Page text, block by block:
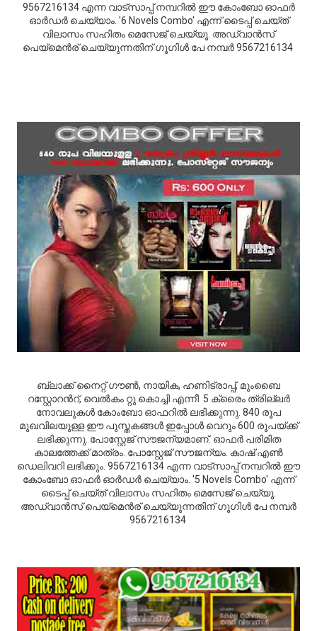
9567216134 എന്ന വാട്സാപ്പ് നമ്പറില്‍ ഈ കോംബോ ഓഫര്‍
ഓര്‍ഡര്‍ ചെയ്യാം. '6 Novels Combo' എന്ന് ടൈപ്പ് ചെയ്ത്
വിലാസം സഹിതം മെസേജ് ചെയ്യൂ. അഡ്വാന്‍സ്
പെയ്മെന്‍ര് ചെയ്യുന്നതിന് ഗൂഗിള്‍ പേ നമ്പര്‍ 9567216134
ബ്ലാക്ക് നൈറ്റ് ഗൗണ്‍, നായിക, ഹണിട്രാപ്പ്, മുംബൈ
റസ്റ്റോറന്‍റ്, വെല്‍കം റ്റു കൊച്ചി എന്നീ 5 ക്രൈം ത്രില്ലര്‍
നോവലുകള്‍ കോംബോ ഓഫറില്‍ ലഭിക്കുന്നു. 840 രൂപ
മുഖവിലയുള്ള ഈ പുസ്തകങ്ങള്‍ ഇപ്പോള്‍ വെറും 600 രൂപയ്ക്ക്
ലഭിക്കുന്നു. പോസ്റ്റേജ് സൗജന്യമാണ്. ഓഫര്‍ പരിമിത
കാലത്തേക്ക് മാത്രം. പോസ്റ്റേജ് സൗജന്യം. കാഷ് എണ്‍
ഡെലിവറി ലഭിക്കും. 9567216134 എന്ന വാട്സാപ്പ് നമ്പറില്‍ ഈ
കോംബോ ഓഫര്‍ ഓര്‍ഡര്‍ ചെയ്യാം. '5 Novels Combo' എന്ന്
ടൈപ്പ് ചെയ്ത് വിലാസം സഹിതം മെസേജ് ചെയ്യൂ.
അഡ്വാന്‍സ് പെയ്മെന്‍ര് ചെയ്യുന്നതിന് ഗൂഗിള്‍ പേ നമ്പര്‍
9567216134